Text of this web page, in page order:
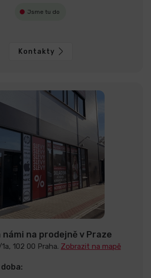
Jsme tu do
Kontakty
na prodejně v Praze
102 00 Praha. Zobrazit na mapě